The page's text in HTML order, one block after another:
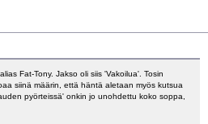
Fat-Tony. Jakso oli siis 'Vakoilua'. Tosin
siinä määrin, että häntä aletaan myös kutsua
pyörteissä' onkin jo unohdettu koko soppa,